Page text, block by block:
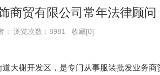
商贸有限公司常年法律顾问
： 浏览次数：8981 收藏[0]
大榭开发区，是专门从事服装批发业务商